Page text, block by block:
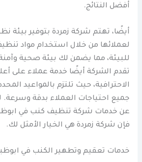
أفضل النتائج.
أيضًا، تهتم شركة زمردة بتوفير بيئة
لعملائها من خلال استخدام مواد
للبيئة، مما يضمن لك بيئة صحية
تقدم الشركة أيضًا خدمة عملاء على
الاحترافية، حيث تلتزم بالمواعيد
جميع احتياجات العملاء بدقة وسرعة.
عن خدمات شركة تنظيف كنب في
فإن شركة زمردة هي الخيار الأمثل لك.
خدمات تعقيم وتطهير الكنب في